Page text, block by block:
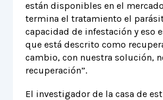
están disponibles en el
termina el tratamiento el
capacidad de infestación y eso
que está descrito como
cambio, con nuestra solución,
recuperación”.
El investigador de la casa de